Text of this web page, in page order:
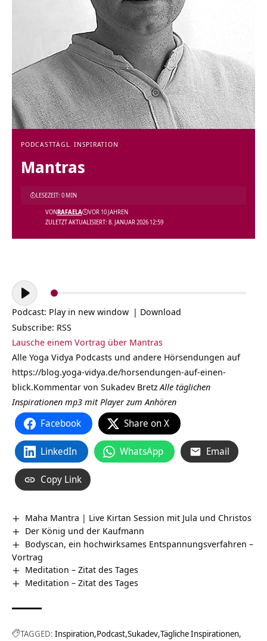
PODCASTTÄGL. INSPIRATION
Mantras
ZULETZT AKTUALISIERT: 8. JANUAR 2026 12:59
VONRAFAELA VOR 10 JAHREN
LESEZEIT: 0 MIN
Audio-
Player
Podcast: Play in new window | Download
Subscribe: RSS
Lausche einem Vortrag über Mantras
Alle Yoga Vidya Podcasts und andere Hörsendungen auf
https://blog.yoga-vidya.de/horsendungen-auf-einen-
blick.Kommentar von Sukadev BretzAlle täglichen
Inspirationen mp3 mit Player zum Anhören
Facebook Share on X
LinkedIn WhatsApp Email
Copy Link
Maha Mantra | Live Kirtan Session mit Jula und Christos
Der König und der Kaufmann
Bodyscan, ein hochwirksames Entspannungsverfahren –
Vortrag
Meditation – Zitat des Tages
Meditation – Zitat des Tages
TAGGED: Inspiration Podcast Sukadev Tägliche Inspirationen